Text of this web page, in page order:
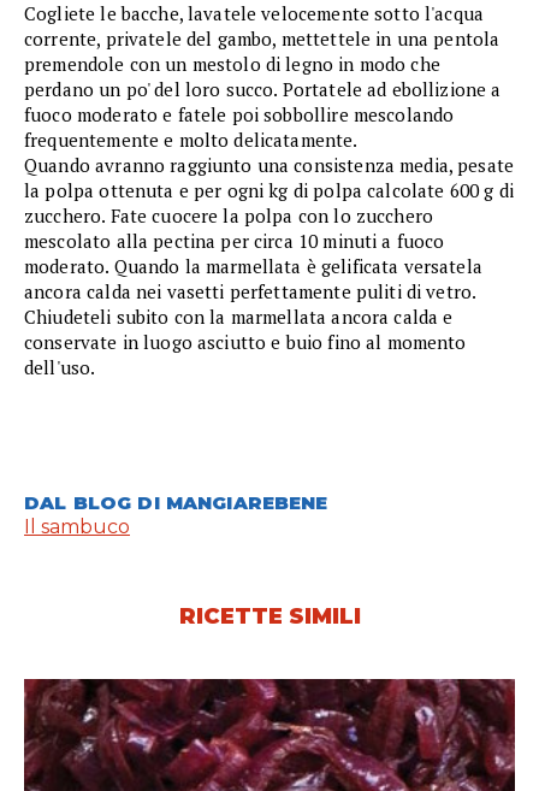
Cogliete le bacche, lavatele velocemente sotto l'acqua
corrente, privatele del gambo, mettettele in una pentola
premendole con un mestolo di legno in modo che
perdano un po' del loro succo. Portatele ad ebollizione a
fuoco moderato e fatele poi sobbollire mescolando
frequentemente e molto delicatamente.
Quando avranno raggiunto una consistenza media, pesate
la polpa ottenuta e per ogni kg di polpa calcolate 600 g di
zucchero. Fate cuocere la polpa con lo zucchero
mescolato alla pectina per circa 10 minuti a fuoco
moderato. Quando la marmellata è gelificata versatela
ancora calda nei vasetti perfettamente puliti di vetro.
Chiudeteli subito con la marmellata ancora calda e
conservate in luogo asciutto e buio fino al momento
dell'uso.
DAL BLOG DI MANGIAREBENE
Il sambuco
RICETTE SIMILI